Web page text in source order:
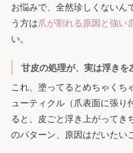
お悩みで、全然珍しくないん
う方は爪が割れる原因と強い
い。
甘皮の処理が、実は浮きを
これ、塗ってるとめちゃくち
ューティクル（爪表面に張
ると、皮ごと浮き上がってき
のパターン、原因はだいたい